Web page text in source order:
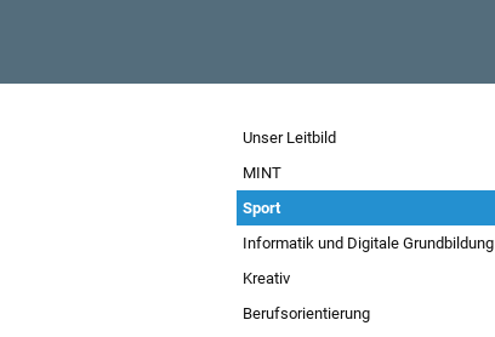
Unser
Profil
Unser Leitbild
MINT
Sport
Informatik und Digitale Grundbildung
Kreativ
Berufsorientierung